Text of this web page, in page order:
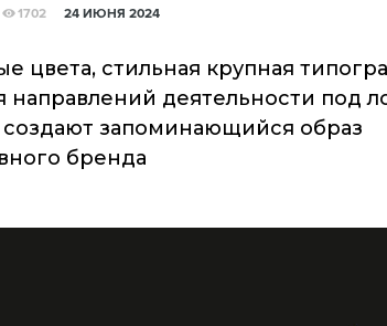
1702 24 ИЮНЯ 2024
цвета, стильная крупная
направлений деятельности под
запоминающийся образ
бренда